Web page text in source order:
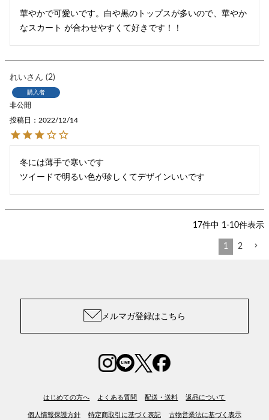
華やかで可愛いです。白や黒のトップスが多いので、華やか
なスカート が合わせやすくて好きです！！
れい 2
購入者
非公開
投稿日 2022/12/14
冬には薄手で寒いです
ツイードで明るい色が珍しくてデザインいいです
17件中 1 -10件表示
1 2
メルマガ登録はこちら
はじめての方へ よくある質問 配送・送料 返品について
個人情報保護方針 特定商取引に基づく表記 古物営業法に基づく表示